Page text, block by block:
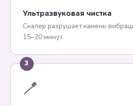
Ультразвуковая чистка
Скалер разрушает камень
15–20 минут.
3
🪥